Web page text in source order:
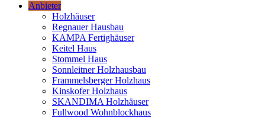
Anbieter
Holzhäuser
Regnauer Hausbau
KAMPA Fertighäuser
Keitel Haus
Stommel Haus
Sonnleitner Holzhausbau
Frammelsberger Holzhaus
Kinskofer Holzhaus
SKANDIMA Holzhäuser
Fullwood Wohnblockhaus